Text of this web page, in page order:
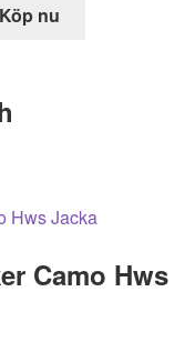
kr.
Köp nu
Camo Hws